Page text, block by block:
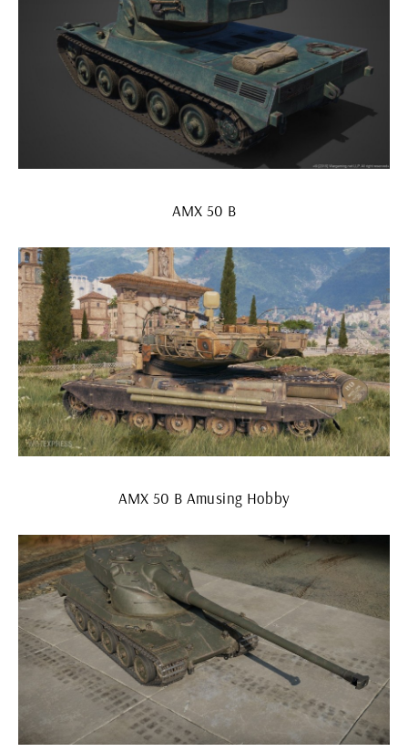
АМХ 50 B
AMX 50 B Amusing Hobby